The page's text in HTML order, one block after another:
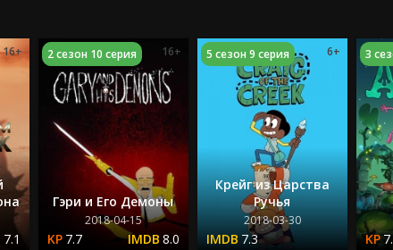
7.1
16+
Гэри и Его Демоны
2018-04-15
7.7 8.0
2 сезон 10 серия 16+
Крейг из Царства
Ручья
2018-03-30
7.3
5 сезон 9 серия 6+ 3